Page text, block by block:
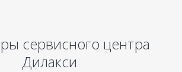
сервисного центра
Дилакси